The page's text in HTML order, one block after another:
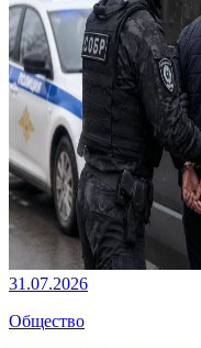
31.07.2026
Общество